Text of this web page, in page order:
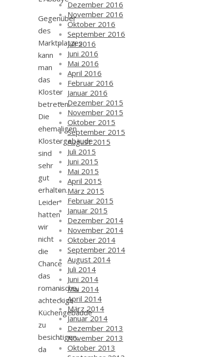
Gegenüber
des
Marktplatzes
kann
man
das
Kloster
betreten.
Die
ehemaligen
Klostergebäude
sind
sehr
gut
erhalten.
Leider
hatten
wir
nicht
die
Chance
das
romanische,
achteckige
Küchengebäude
zu
besichtigen,
da
Dezember 2016
November 2016
Oktober 2016
September 2016
Juli 2016
Juni 2016
Mai 2016
April 2016
Februar 2016
Januar 2016
Dezember 2015
November 2015
Oktober 2015
September 2015
August 2015
Juli 2015
Juni 2015
Mai 2015
April 2015
März 2015
Februar 2015
Januar 2015
Dezember 2014
November 2014
Oktober 2014
September 2014
August 2014
Juli 2014
Juni 2014
Mai 2014
April 2014
März 2014
Januar 2014
Dezember 2013
November 2013
Oktober 2013